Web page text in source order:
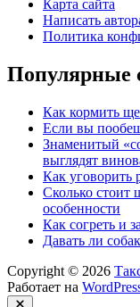
Карта сайта
Написать
Политика
Популярные
Как кормить
Если вы
Знаменитый
выглядят
Как уговорить
Сколько стоит
особенности
Как согреть и
Давать ли
Copyright © 2026
Работает на
Закрыть